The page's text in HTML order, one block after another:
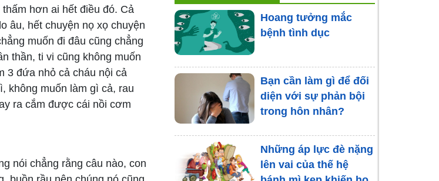
hơn ai hết điều đó. Cả
âu, hết chuyện nọ xọ chuyện
muốn đi đâu cũng chẳng
thần, ti vi cũng không muốn
3 đứa nhỏ cả cháu nội cả
không muốn làm gì cả, rau
ra cắm được cái nồi cơm
nói chẳng rằng câu nào, con
Hoang tưởng mắc
bệnh tình dục
Bạn cần làm gì để đối
diện với sự phản bội
trong hôn nhân?
Những áp lực đè nặng
lên vai của thế hệ